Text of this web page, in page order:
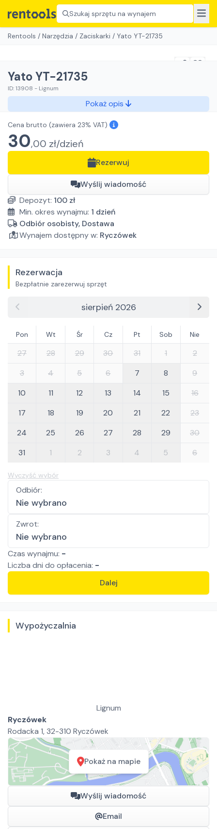
Szukaj sprzętu na wynajem
Rentools / Narzędzia / Zaciskarki / Yato YT-21735
Yato YT-21735
ID:13908 - Lignum
Pokaż opis
Cena brutto (zawiera 23% VAT)
30,00 zł/dzień
Rezerwuj
Wyślij wiadomość
Depozyt: 100 zł
Min. okres wynajmu: 1 dzień
Odbiór osobisty, Dostawa
Wynajem dostępny w: Ryczówek
Rezerwacja
Bezpłatnie zarezerwuj sprzęt
sierpień 2026
Pon Wt Śr Cz Pt Sob Nie
27 28 29 30 31 1
2
3
4 5 6 7 8
9
10
11 12 13 14 15
16
17
18 19 20 21 22
23
24
25 26 27 28 29
30
31
1 2 3 4 5 6
Wyczyść wybór
Odbiór:
Nie wybrano
Zwrot:
Nie wybrano
Czas wynajmu: -
Liczba dni do opłacenia: -
Dalej
Wypożyczalnia
Lignum
Ryczówek
Rodacka 1, 32-310 Ryczówek
Pokaż na mapie
Wyślij wiadomość
Email